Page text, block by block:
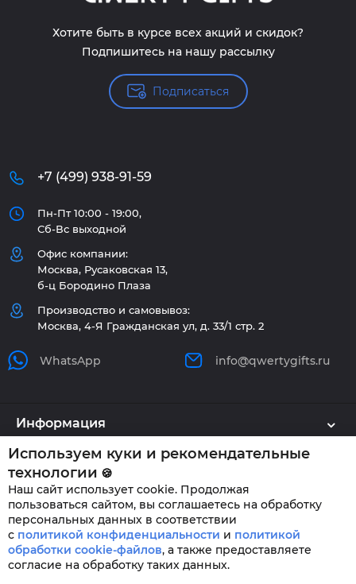
Хотите быть в курсе всех акций и скидок?
Подпишитесь на нашу рассылку
Подписаться
+7 (499) 938-91-59
Пн-Пт 10:00 - 19:00,
Сб-Вс выходной
Офис компании:
Москва, Русаковская 13,
б-ц Бородино Плаза
Производство и самовывоз:
Москва, 4-Я Гражданская ул, д. 33/1 стр. 2
WhatsApp info@qwertygifts.ru
Информация
Каталог
Клиенту
QWERTYGIFTS © 2026
Используем куки и рекомендательные
технологии 🍪
Наш сайт использует cookie. Продолжая
пользоваться сайтом, вы соглашаетесь на обработку
персональных данных в соответствии
с политикой конфиденциальности и политикой
обработки cookie-файлов, а также предоставляете
согласие на обработку таких данных.